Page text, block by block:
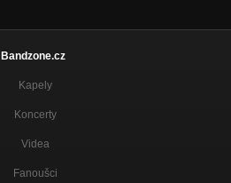
Bandzone.cz
Kapely
Koncerty
Videa
Fanoušci